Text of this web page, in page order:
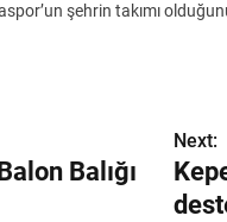
şehrin takımı
Balığı
Next: